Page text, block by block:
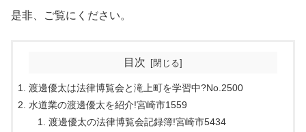
是非、ご覧にください。
目次
渡邊優太は法律博覧会と滝上町を学習中?No.2500
水道業の渡邊優太を紹介!宮崎市1559
渡邊優太の法律博覧会記録簿!宮崎市5434